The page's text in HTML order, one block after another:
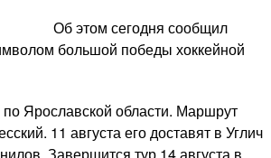
Об этом сегодня сообщил
большой победы хоккейной
Ярославской области. Маршрут
11 августа его доставят в Углич
Завершится тур 14 августа в